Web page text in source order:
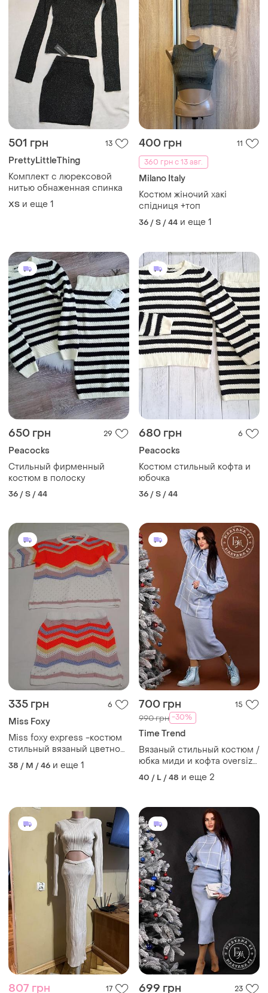
501 грн 13
PrettyLittleThing
Комплект с люрексовой
нитью обнаженная спинка
ХS и еще 1
400 грн
11
360 грн с 13 авг.
Milano Italy
Костюм жіночий хакі
спідниця +топ
36 / S / 44 и еще 1
650 грн 29
Peacocks
Стильный фирменный
костюм в полоску
36 / S / 44
680 грн 6
Peacocks
Костюм стильный кофта и
юбочка
36 / S / 44
335 грн 6
Miss Foxy
Miss foxy express -костюм
стильный вязаный цветной
- m\l
38 / M / 46 и еще 1
700 грн 15
990 грн -30%
Time Trend
Вязаный стильный костюм /
юбка миди и кофта oversize
/ размеры
40 / L / 48 и еще 2
807 грн 17 699 грн 23